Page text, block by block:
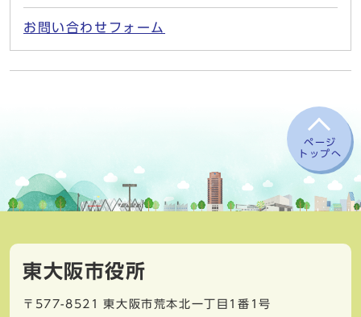
お問い合わせフォーム
ページ
トップへ
東大阪市役所
〒577-8521 東大阪市荒本北一丁目1番1号